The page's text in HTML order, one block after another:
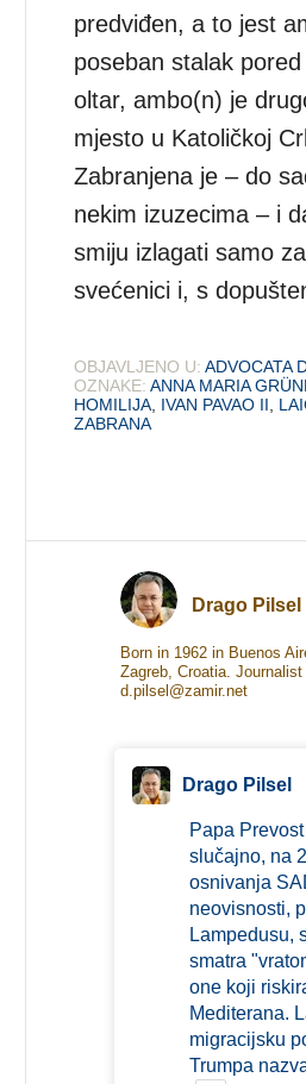
predviđen, a to jest
poseban stalak
oltar, ambo(n) je
mjesto u Katoličkoj
Zabranjena je – do
nekim izuzecima – i
smiju izlagati samo
svećenici i, s
OBJAVLJENO U: ADVOCATA
OZNAKE: ANNA MARIA
HOMILIJA IVAN PAVAO II
ZABRANA
Drago Pilsel
Born in 1962 in Buenos
Zagreb, Croatia. Journalist
d.pilsel@zamir.net
Drago Pilsel
Papa
slučajno, na
osnivanja
neovisnosti,
Lampedusu,
smatra
one koji
Mediterana.
migracijsku
Trumpa